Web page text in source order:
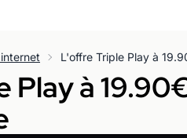
Play à